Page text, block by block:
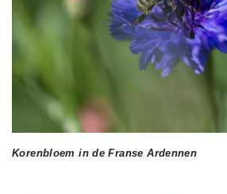
Korenbloem in de Franse Ardennen